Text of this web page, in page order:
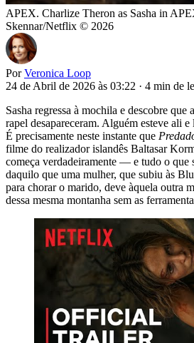
APEX. Charlize Theron as Sasha in
Skennar/Netflix © 2026
Por Veronica Loop
24 de Abril de 2026 às 03:22 · 4 min de
Sasha regressa à mochila e descobre que
rapel desapareceram. Alguém esteve ali
É precisamente neste instante que
filme do realizador islandês Baltasar
começa verdadeiramente — e tudo o que
daquilo que uma mulher, que subiu às
para chorar o marido, deve àquela outra
dessa mesma montanha sem as